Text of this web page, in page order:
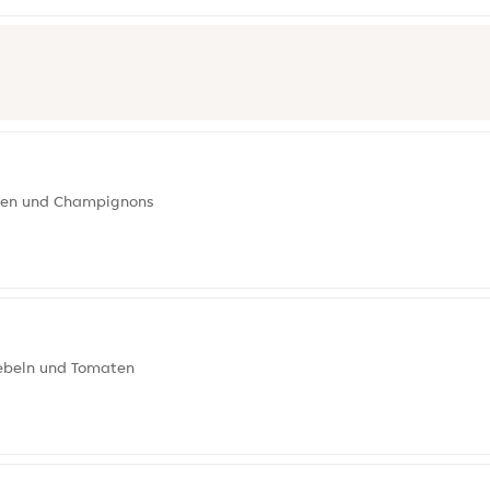
und Champignons
und Tomaten